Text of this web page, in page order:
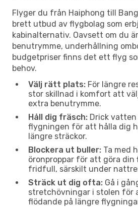
Flyger du från Haiphong till
brett utbud av flygbolag som
kabinalternativ. Oavsett om du
benutrymme, underhållning
budgetpriser finns det ett flyg
behov.
Välj rätt plats: För längre
stor skillnad i komfort att
extra benutrymme.
Håll dig fräsch: Drick
flygningen för att hålla dig
längre sträckor.
Blockera ut buller: Ta med
öronproppar för att göra din
fridfull, särskilt under
Sträck ut dig ofta: Gå i
stretchövningar i stolen för
flödande på längre